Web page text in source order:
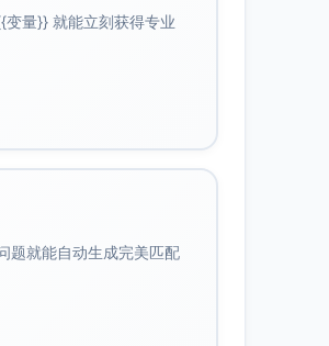
量}} 就能立刻获得专业
题就能自动生成完美匹配